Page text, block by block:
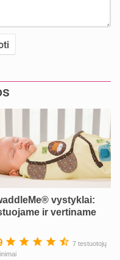
vystyklai:
ir vertiname
7 testuotojų